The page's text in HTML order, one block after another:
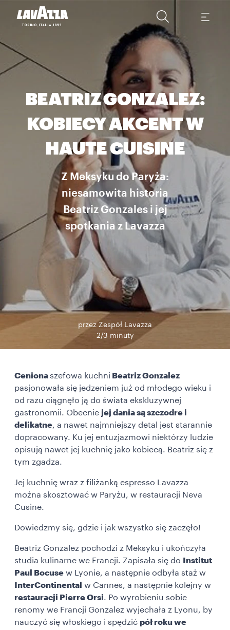
BEATRIZ GONZALEZ:
KOBIECY AKCENT W
HAUTE CUISINE
Z Meksyku do Paryża:
niesamowita historia
Beatriz Gonzales i jej
spotkania z Lavazza
przez Zespół Lavazza
2/3 minuty
Cenionaszefowa kuchni Beatriz Gonzalez
pasjonowała się jedzeniem już od młodego wieku i
od razu ciągnęło ją do świata ekskluzywnej
gastronomii. Obecnie jej dania są szczodre i
delikatne, a nawet najmniejszy detal jest starannie
dopracowany. Ku jej entuzjazmowi niektórzy ludzie
opisują nawet jej kuchnię jako kobiecą. Beatriz się z
tym zgadza.
Jej kuchnię wraz z filiżanką espresso Lavazza
można skosztować w Paryżu, w restauracji Neva
Cusine.
Dowiedzmy się, gdzie i jak wszystko się zaczęło!
Beatriz Gonzalez pochodzi z Meksyku i ukończyła
studia kulinarne we Francji. Zapisała się do
Institut
Paul Bocuse w Lyonie, a następnie odbyła staż w
InterContinental w Cannes, a następnie kolejny w
restauracji Pierre Orsi. Po wyrobieniu sobie
renomy we Francji Gonzalez wyjechała z Lyonu, by
nauczyć się włoskiego i spędzić pół roku we